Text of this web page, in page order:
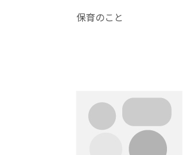
保育のこと